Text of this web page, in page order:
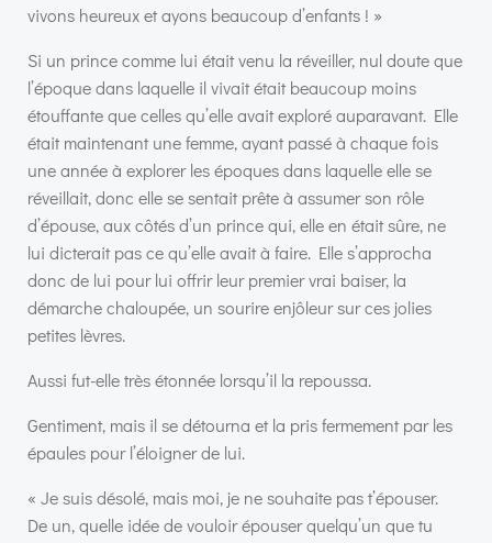
vivons heureux et ayons beaucoup d’enfants ! »
Si un prince comme lui était venu la réveiller, nul doute que
l’époque dans laquelle il vivait était beaucoup moins
étouffante que celles qu’elle avait exploré auparavant. Elle
était maintenant une femme, ayant passé à chaque fois
une année à explorer les époques dans laquelle elle se
réveillait, donc elle se sentait prête à assumer son rôle
d’épouse, aux côtés d’un prince qui, elle en était sûre, ne
lui dicterait pas ce qu’elle avait à faire. Elle s’approcha
donc de lui pour lui offrir leur premier vrai baiser, la
démarche chaloupée, un sourire enjôleur sur ces jolies
petites lèvres.
Aussi fut-elle très étonnée lorsqu’il la repoussa.
Gentiment, mais il se détourna et la pris fermement par les
épaules pour l’éloigner de lui.
« Je suis désolé, mais moi, je ne souhaite pas t’épouser.
De un, quelle idée de vouloir épouser quelqu’un que tu